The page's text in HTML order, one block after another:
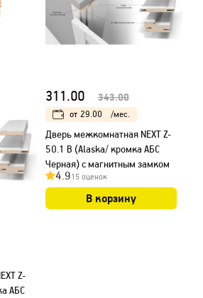
Z-
АБС
311.00 343.00
от 29.00 /мес.
Дверь межкомнатная NEXT Z-
50.1 B (Alaska/ кромка АБС
Черная) с магнитным замком
4.915 оценок
В корзину